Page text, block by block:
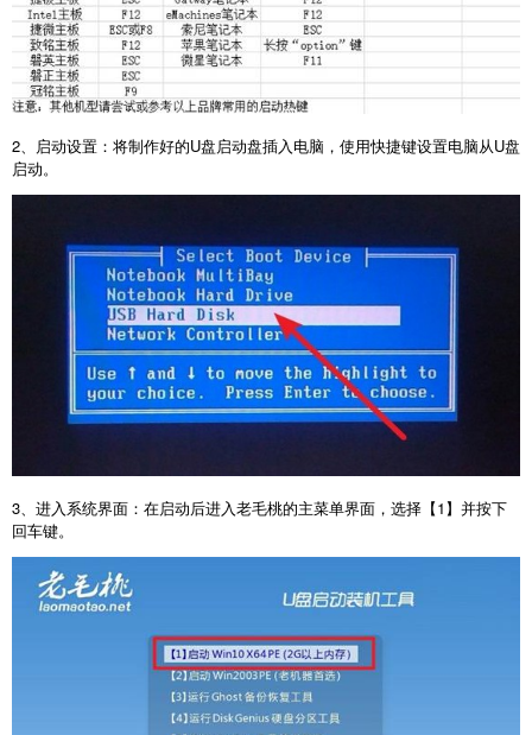
2、启动设置：将制作好的U盘启动盘插入电脑，使用快捷键设置电脑从U盘
启动。
3、进入系统界面：在启动后进入老毛桃的主菜单界面，选择【1】并按下
回车键。